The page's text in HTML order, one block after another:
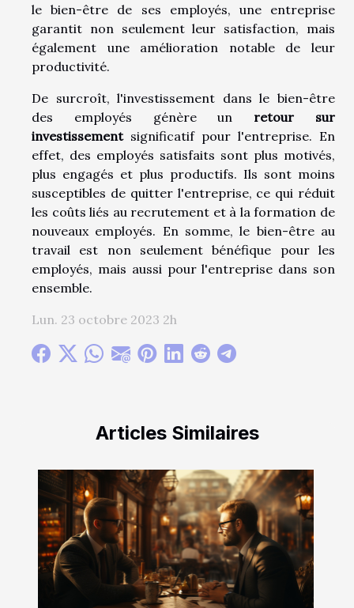
Articles Similaires
le bien-être de ses employés, une entreprise
garantit non seulement leur satisfaction, mais
également une amélioration notable de leur
productivité.
De surcroît, l'investissement dans le bien-être
des employés génère un retour sur
investissementsignificatif pour l'entreprise. En
effet, des employés satisfaits sont plus motivés,
plus engagés et plus productifs. Ils sont moins
susceptibles de quitter l'entreprise, ce qui réduit
les coûts liés au recrutement et à la formation de
nouveaux employés. En somme, le bien-être au
travail est non seulement bénéfique pour les
employés, mais aussi pour l'entreprise dans son
ensemble.
Lun. 23 octobre 2023 2h